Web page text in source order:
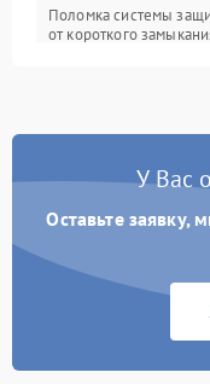
Корпус/
Поломка системы
от короткого
Неисправность
перенапряжения
Неисправность системы
защиты от замыкания
защиты от перегрева
У Вас
Оставьте заявку,